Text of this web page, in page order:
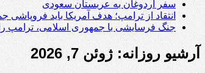
سفر اردوغان به عربستان‌ سعودی
انتقاد از ترامپ؛ هدف آمریکا باید فروپاشی
جنگ فرسایشی با جمهوری اسلامی، ترامپ
آرشیو روزانه: ژوئن 7, 2026